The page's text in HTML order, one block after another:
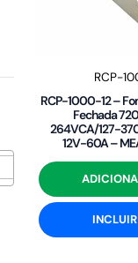
RCP-
RCP-1000-12 –
Fechada
264VCA/127-
12V-60A –